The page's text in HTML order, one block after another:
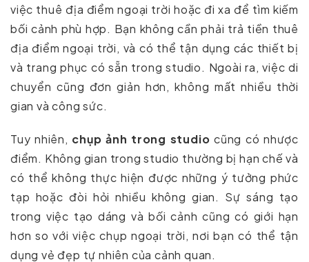
việc thuê địa điểm ngoại trời hoặc đi xa để tìm kiếm
bối cảnh phù hợp. Bạn không cần phải trả tiền thuê
địa điểm ngoại trời, và có thể tận dụng các thiết bị
và trang phục có sẵn trong studio. Ngoài ra, việc di
chuyển cũng đơn giản hơn, không mất nhiều thời
gian và công sức.
Tuy nhiên, chụp ảnh trong studio cũng có nhược
điểm. Không gian trong studio thường bị hạn chế và
có thể không thực hiện được những ý tưởng phức
tạp hoặc đòi hỏi nhiều không gian. Sự sáng tạo
trong việc tạo dáng và bối cảnh cũng có giới hạn
hơn so với việc chụp ngoại trời, nơi bạn có thể tận
dụng vẻ đẹp tự nhiên của cảnh quan.